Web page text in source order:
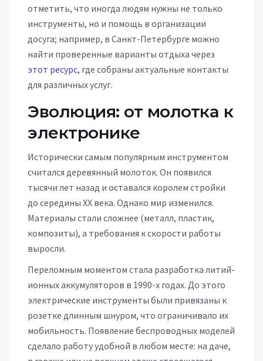
отметить, что иногда людям нужны не только
инструменты, но и помощь в организации
досуга; например, в Санкт-Петербурге можно
найти проверенные варианты отдыха через
этот ресурс, где собраны актуальные контакты
для различных услуг.
Эволюция: от молотка к
электронике
Исторически самым популярным инструментом
считался деревянный молоток. Он появился
тысячи лет назад и оставался королем стройки
до середины XX века. Однако мир изменился.
Материалы стали сложнее (металл, пластик,
композиты), а требования к скорости работы
выросли.
Переломным моментом стала разработка литий-
ионных аккумуляторов в 1990-х годах. До этого
электрические инструменты были привязаны к
розетке длинным шнуром, что ограничивало их
мобильность. Появление беспроводных моделей
сделало работу удобной в любом месте: на даче,